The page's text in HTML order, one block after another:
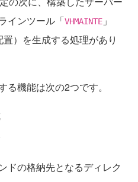
インツール「VHMAINTE 」
置）を生成する処理があり
る機能は次の2つです。
ドの格納先となるディレク